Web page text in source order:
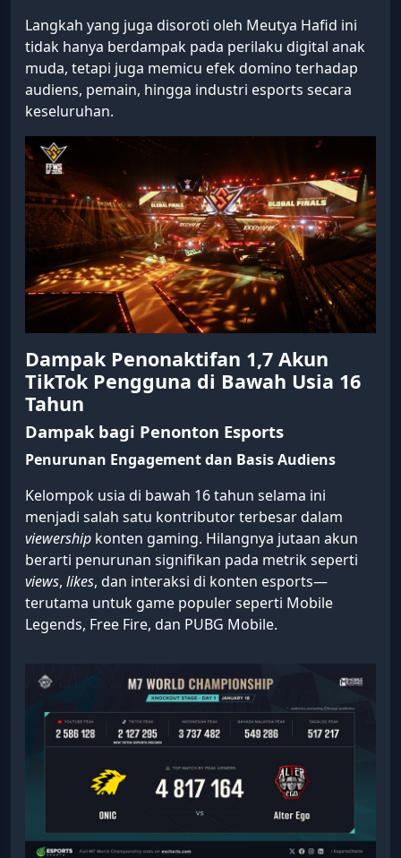
Langkah yang juga disoroti oleh Meutya Hafid ini
tidak hanya berdampak pada perilaku digital anak
muda, tetapi juga memicu efek domino terhadap
audiens, pemain, hingga industri esports secara
keseluruhan.
Dampak Penonaktifan 1,7 Akun
TikTok Pengguna di Bawah Usia 16
Tahun
Dampak bagi Penonton Esports
Penurunan Engagement dan Basis Audiens
Kelompok usia di bawah 16 tahun selama ini
menjadi salah satu kontributor terbesar dalam
viewership konten gaming. Hilangnya jutaan akun
berarti penurunan signifikan pada metrik seperti
views, likes, dan interaksi di konten esports—
terutama untuk game populer seperti Mobile
Legends, Free Fire, dan PUBG Mobile.